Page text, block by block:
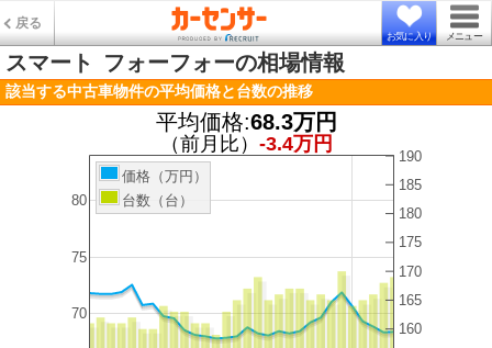
戻る
お気に入り メニュー
スマート フォーフォーの相場情報
該当する中古車物件の平均価格と台数の推移
平均価格:68.3万円
（前月比） -3.4万円
70
75
80
160
165
170
175
180
185
190
価格（万円）
台数（台）